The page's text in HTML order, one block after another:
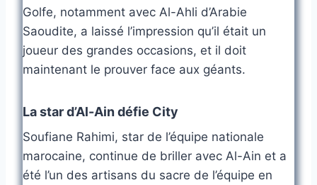
Golfe, notamment avec Al-Ahli d’Arabie
Saoudite, a laissé l’impression qu’il était un
joueur des grandes occasions, et il doit
maintenant le prouver face aux géants.
La star d’Al-Ain défie City
Soufiane Rahimi, star de l’équipe nationale
marocaine, continue de briller avec Al-Ain et a
été l’un des artisans du sacre de l’équipe en